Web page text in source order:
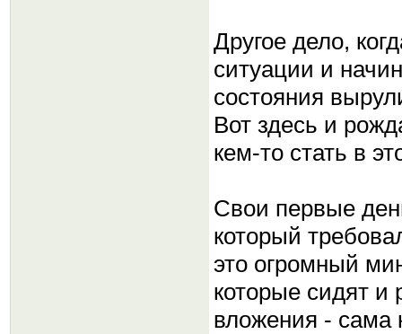
Другое дело,
ситуации и
состояния
Вот здесь и
кем-то стать в
Свои первые
который
это огромный
которые сидят
вложения - сама